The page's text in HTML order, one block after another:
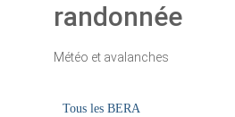
randonnée
Météo et avalanches
Tous les BERA